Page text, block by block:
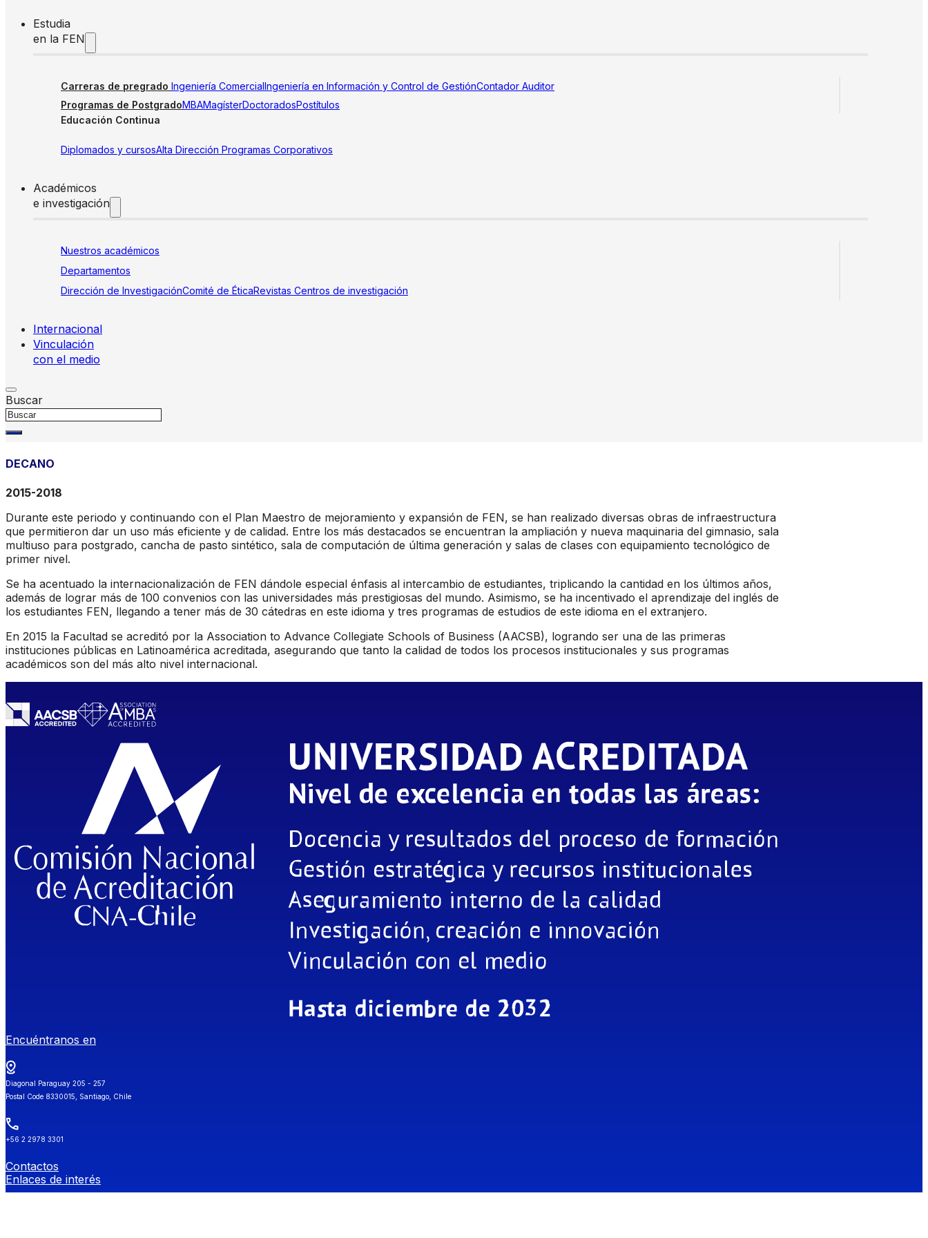
Estudia
en la FEN
Carreras de pregrado Ingeniería ComercialIngeniería en Información y Control de GestiónContador Auditor
Programas de PostgradoMBAMagísterDoctoradosPostítulos
Educación Continua
Diplomados y cursosAlta Dirección Programas Corporativos
Académicos
e investigación
Nuestros académicos
Departamentos
Dirección de InvestigaciónComité de ÉticaRevistas Centros de investigación
Internacional
Vinculación
con el medio
Buscar
DECANO
2015-2018
Durante este periodo y continuando con el Plan Maestro de mejoramiento y expansión de FEN, se han realizado diversas obras de infraestructura
que permitieron dar un uso más eficiente y de calidad. Entre los más destacados se encuentran la ampliación y nueva maquinaria del gimnasio, sala
multiuso para postgrado, cancha de pasto sintético, sala de computación de última generación y salas de clases con equipamiento tecnológico de
primer nivel.
Se ha acentuado la internacionalización de FEN dándole especial énfasis al intercambio de estudiantes, triplicando la cantidad en los últimos años,
además de lograr más de 100 convenios con las universidades más prestigiosas del mundo. Asimismo, se ha incentivado el aprendizaje del inglés de
los estudiantes FEN, llegando a tener más de 30 cátedras en este idioma y tres programas de estudios de este idioma en el extranjero.
En 2015 la Facultad se acreditó por la Association to Advance Collegiate Schools of Business (AACSB), logrando ser una de las primeras
instituciones públicas en Latinoamérica acreditada, asegurando que tanto la calidad de todos los procesos institucionales y sus programas
académicos son del más alto nivel internacional.
Encuéntranos en
Diagonal Paraguay 205 - 257
Postal Code 8330015, Santiago, Chile
+56 2 2978 3301
Contactos
Enlaces de interés